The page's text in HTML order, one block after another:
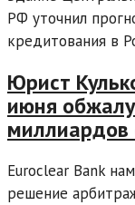
РФ уточнил
кредитования в
Юрист
июня
миллиардов
Euroclear Bank
решение